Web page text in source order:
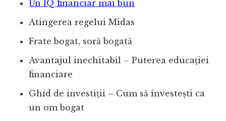
Un IQ financiar mai bun
Atingerea regelui Midas
Frate bogat, soră bogată
Avantajul inechitabil – Puterea educației
financiare
Ghid de investiții – Cum să investești ca
un om bogat